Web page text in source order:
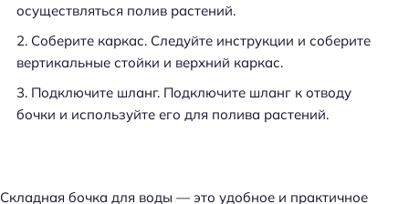
осуществляться полив растений.
Соберите каркас. Следуйте инструкции и соберите
вертикальные стойки и верхний каркас.
Подключите шланг. Подключите шланг к отводу
бочки и используйте его для полива растений.
Складная бочка для воды — это удобное и практичное